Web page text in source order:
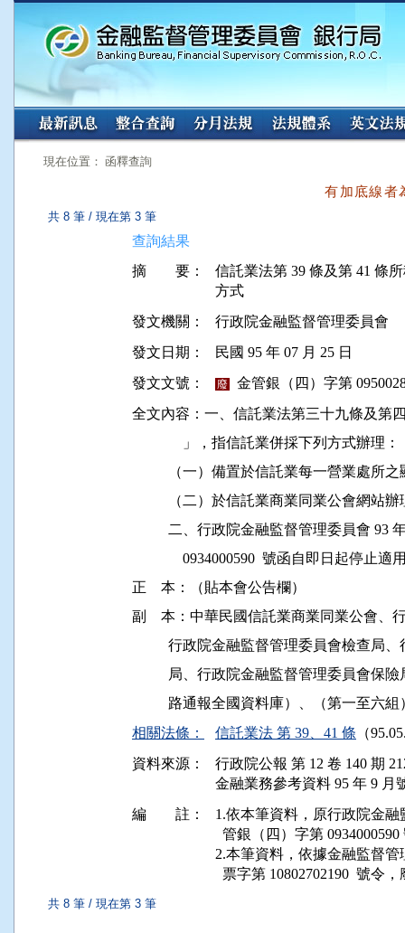
:::
現在位置： 函釋查詢
有加底線者
共 8 筆 / 現在第 3 筆
查詢結果
摘 要：
信託業法第 39 條及第 41 條
發文機關：
行政院金融監督管理委員會
發文日期：
民國 95 年 07 月 25 日
發文文號：
廢
金管銀（四）字第
全文內容：一、信託業法第三十九條及第
              」，指信託業併採下列方式辦理：
（一）備置於信託業每一營業處所
（二）於信託業商業同業公會網站
二、行政院金融監督管理委員會 93
0934000590  號函自即日起停止適
正    本：（貼本會公告欄）
副    本：中華民國信託業商業同業公會、
行政院金融監督管理委員會檢查
局、行政院金融監督管理委員會
相關法條： 信託業法 第 39、41 條 （
資料來源：
行政院公報 第 12 卷 140 期
金融業務參考資料 95 年 9 月
編 註：
1.依本筆資料，原行政院金融
管銀（四）字第
2.本筆資料，依據金融監督管
票字第 10802702190  號令
共 8 筆 / 現在第 3 筆